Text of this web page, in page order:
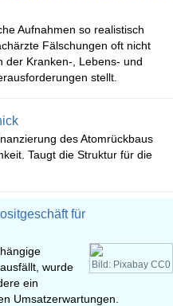
Aufnahmen so realistisch
Fälschungen oft nicht
der Kranken-, Lebens- und
stellt.
des Atomrückbaus
Taugt die Struktur für die
für
Bild: Pixabay CC0
wurde
ein
Umsatzerwartungen.